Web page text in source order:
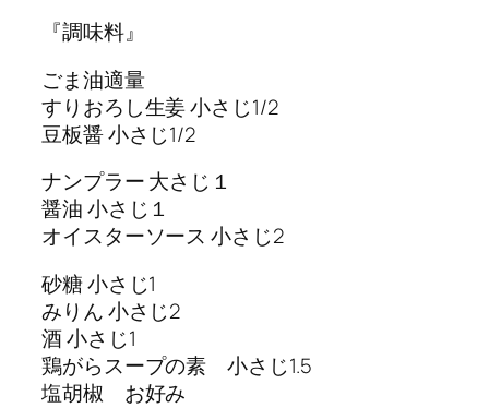
『調味料』
ごま油適量
すりおろし生姜 小さじ1/2
豆板醤 小さじ1/2
ナンプラー 大さじ１
醤油 小さじ１
オイスターソース 小さじ2
砂糖 小さじ1
みりん 小さじ2
酒 小さじ1
鶏がらスープの素 小さじ1.5
塩胡椒 お好み